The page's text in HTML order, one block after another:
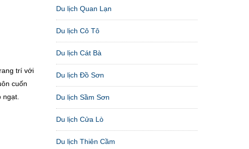
trí với
cuốn
Du lịch Quan Lạn
Du lịch Cô Tô
Du lịch Cát Bà
Du lịch Đồ Sơn
Du lịch Sầm Sơn
Du lịch Cửa Lò
Du lịch Thiên Cầm